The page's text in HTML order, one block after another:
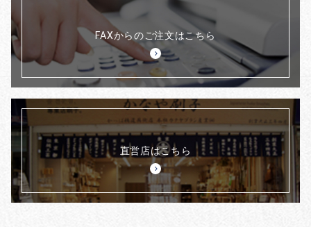
FAXからのご注文はこちら
直営店はこちら